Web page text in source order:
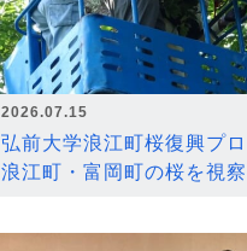
2026.07.15
弘前大学浪江町桜復興プ
浪江町・富岡町の桜を視察